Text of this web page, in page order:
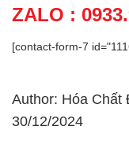
ZALO :
[contact-form-7
Author: Hóa Chất
30/12/2024